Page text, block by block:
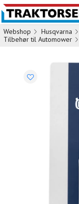
Webshop Husqvarna
Tilbehør til Automower